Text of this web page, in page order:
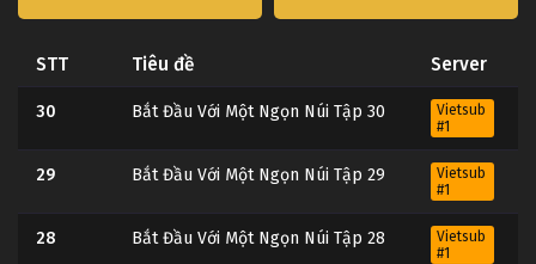
STT Tiêu đề Server
30 Bắt Đầu Với Một Ngọn Núi Tập 30
Vietsub
#1
29 Bắt Đầu Với Một Ngọn Núi Tập 29
Vietsub
#1
28 Bắt Đầu Với Một Ngọn Núi Tập 28
Vietsub
#1